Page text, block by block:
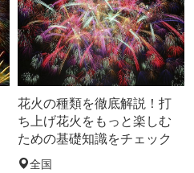
花火の種類を徹底解説！打
ち上げ花火をもっと楽しむ
ための基礎知識をチェック
全国